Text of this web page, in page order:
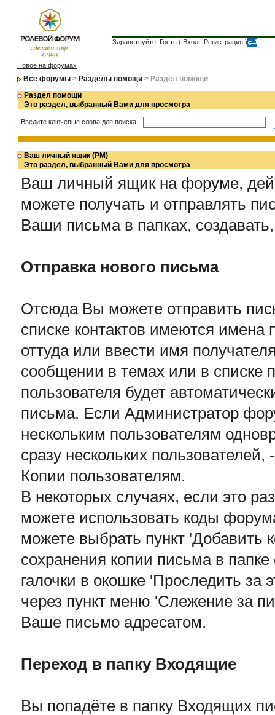
Здравствуйте, Гость ( Вход | Регистрация )
Новое на форумах
Все форумы > Разделы помощи > Раздел помощи
Раздел помощи
Это раздел, выбранный Вами для просмотра
Введите ключевые слова для поиска
Ваш личный ящик (PM)
Это раздел, выбранный Вами для просмотра
Ваш личный ящик на форуме,
можете получать и отправлять
Ваши письма в папках,
Отправка нового письма
Отсюда Вы можете отправить
списке контактов имеются
оттуда или ввести имя
сообщении в темах или в списке
пользователя будет
письма. Если Администратор
нескольким пользователям
сразу нескольких
Копии пользователям.
В некоторых случаях, если это
можете использовать коды
можете выбрать пункт 'Добавить
сохранения копии письма в
галочки в окошке 'Проследить
через пункт меню 'Слежение за
Ваше письмо адресатом.
Переход в папку Входящие
Вы попадёте в папку Входящих